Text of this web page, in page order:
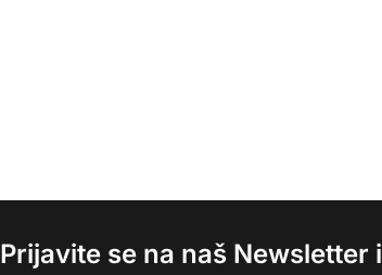
Prijavite se na naš Newsletter